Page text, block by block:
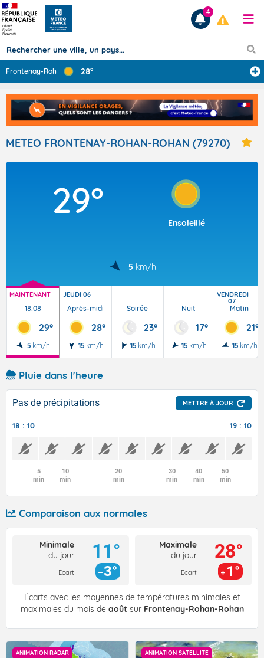
Prévisions
TOUS LES RÉSULTATS
Articles
4
Frontenay-Rohan... 28°
METEO FRONTENAY-ROHAN-ROHAN (79270)
29°
Ensoleillé
5 km/h
MAINTENANT
18:08
29°
5 km/h
JEUDI 06
Après-midi
28°
15 km/h
Soirée
23°
15 km/h
Nuit
17°
15 km/h
VENDREDI
07
Matin
21°
15 km/h
Pluie dans l'heure
Pas de précipitations METTRE À JOUR
18 : 10 19 : 10
5
min
10
min
20
min
30
min
40
min
50
min
Comparaison aux normales
Minimale
du jour
Ecart
11°
3°
Maximale
du jour
Ecart
28°
1°
Écarts avec les moyennes de températures minimales et
maximales du mois de août sur Frontenay-Rohan-Rohan
ANIMATION RADAR ANIMATION SATELLITE